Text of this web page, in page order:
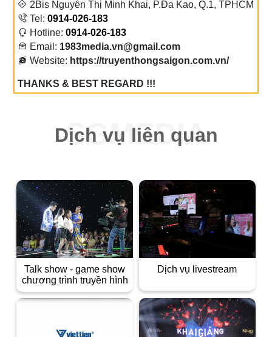
2Bis Nguyễn Thị Minh Khai, P.Đa Kao, Q.1, TPHCM
Tel:0914-026-183
Hotline:0914-026-183
Email: 1983media.vn@gmail.com
Website: https://truyenthongsaigon.com.vn/
THANKS & BEST REGARD !!!
Dịch vụ liên quan
talk show - game show
chương trình truyền hình
dịch vụ livestream